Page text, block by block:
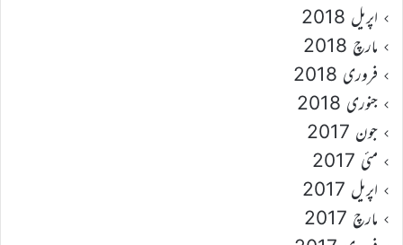
اپریل 2018
مارچ 2018
فروری 2018
جنوری 2018
جون 2017
مئی 2017
اپریل 2017
مارچ 2017